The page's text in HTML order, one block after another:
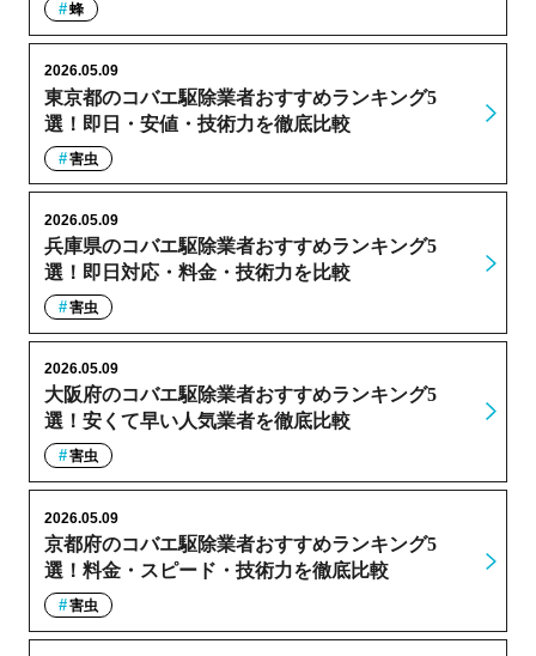
蜂
東京都のコバエ駆除業者おすすめランキング5
選！即日・安値・技術力を徹底比較
2026.05.09
害虫
兵庫県のコバエ駆除業者おすすめランキング5
選！即日対応・料金・技術力を比較
2026.05.09
害虫
大阪府のコバエ駆除業者おすすめランキング5
選！安くて早い人気業者を徹底比較
2026.05.09
害虫
京都府のコバエ駆除業者おすすめランキング5
選！料金・スピード・技術力を徹底比較
2026.05.09
害虫